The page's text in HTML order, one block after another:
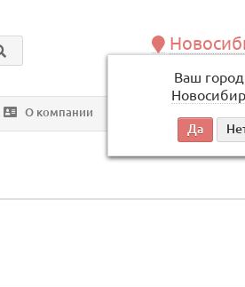
Ваш
по будням, с 09:00
О компании